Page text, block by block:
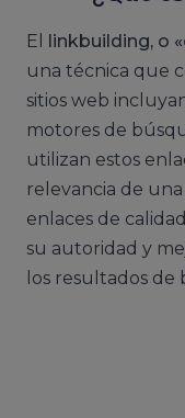
El linkbuilding, o
una técnica que
sitios web
motores de
utilizan estos
relevancia de
enlaces de
su autoridad y
los resultados de